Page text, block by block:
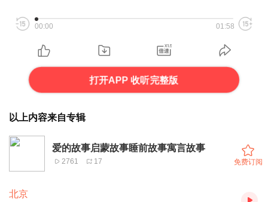
00:00 01:58
打开APP 收听完整版
以上内容来自专辑
爱的故事启蒙故事睡前故事寓言故事
2761 17 免费订阅
北京